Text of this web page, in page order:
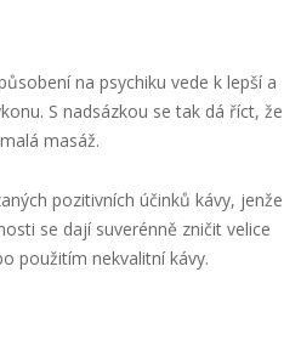
na psychiku vede k lepší a
S nadsázkou se tak dá říct, že
masáž.
pozitivních účinků kávy, jenže
se dají suverénně zničit velice
použitím nekvalitní kávy.